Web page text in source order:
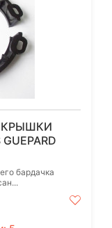
КРЫШКИ
бардачка